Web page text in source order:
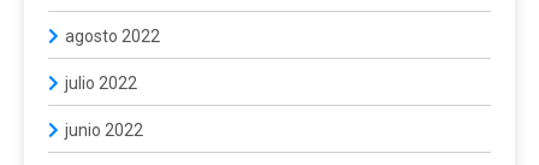
agosto 2022
julio 2022
junio 2022